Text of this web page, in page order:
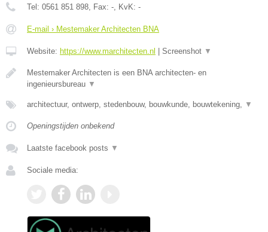
Tel: 0561 851 898, Fax: -, KvK: -
E-mail › Mestemaker Architecten BNA
Website: https://www.marchitecten.nl Screenshot ▼
Mestemaker Architecten is een BNA architecten- en
ingenieursbureau ▼
architectuur, ontwerp, stedenbouw, bouwkunde, bouwtekening, ▼
Openingstijden onbekend
Laatste facebook posts ▼
Sociale media: